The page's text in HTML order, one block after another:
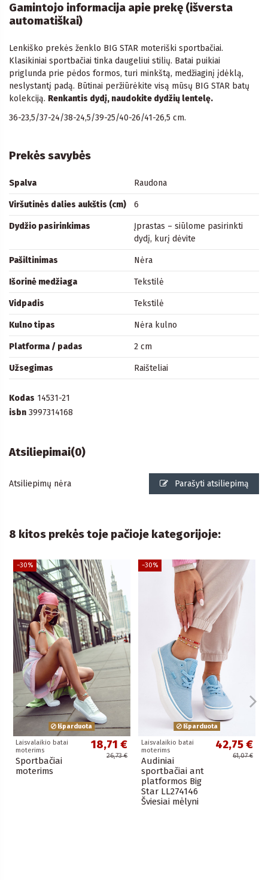
Gamintojo informacija apie prekę (išversta
automatiškai)
Lenkiško prekės ženklo BIG STAR moteriški sportbačiai.
Klasikiniai sportbačiai tinka daugeliui stilių. Batai puikiai
priglunda prie pėdos formos, turi minkštą, medžiaginį įdėklą,
neslystantį padą. Būtinai peržiūrėkite visą mūsų BIG STAR batų
kolekciją. Renkantis dydį, naudokite dydžių lentelę.
36-23,5/37-24/38-24,5/39-25/40-26/41-26,5 cm.
Prekės savybės
Spalva Raudona
Viršutinės dalies aukštis (cm) 6
Dydžio pasirinkimas
Įprastas – siūlome pasirinkti
dydį, kurį dėvite
Pašiltinimas Nėra
Išorinė medžiaga Tekstilė
Vidpadis Tekstilė
Kulno tipas Nėra kulno
Platforma / padas 2 cm
Užsegimas Raišteliai
Kodas 14531-21
isbn 3997314168
Atsiliepimai(0)
Atsiliepimų nėra Parašyti atsiliepimą
8 kitos prekės toje pačioje kategorijoje:
−30%
Išparduota
Laisvalaikio batai
moterims
Sportbačiai
moterims
18,71 €
26,73 €
−30%
Išparduota
Laisvalaikio batai
moterims
Audiniai
sportbačiai ant
platformos Big
Star LL274146
Šviesiai mėlyni
42,75 €
61,07 €